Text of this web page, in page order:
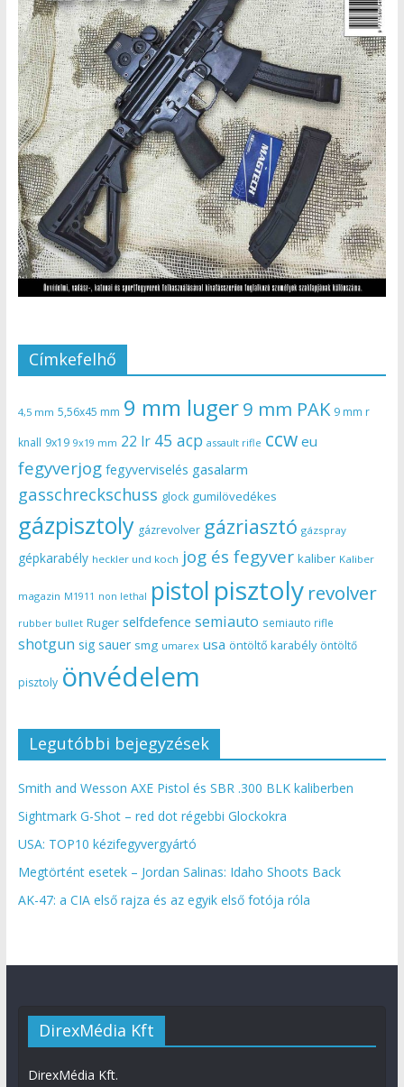
Címkefelhő
4,5 mm 5,56x45 mm 9 mm luger9 mm PAK 9 mm r
knall 9x19 9x19 mm 22 lr 45 acp assault rifle ccw eu
fegyverjog fegyverviselés gasalarm
gasschreckschuss glock gumilövedékes
gázpisztoly gázrevolver gázriasztó gázspray
gépkarabély heckler und koch jog és fegyver kaliber Kaliber
magazin M1911 non lethal pistol pisztoly revolver
rubber bullet Ruger selfdefence semiauto semiauto rifle
shotgun sig sauer smg umarex usa öntöltő karabély öntöltő
pisztoly önvédelem
Legutóbbi bejegyzések
Smith and Wesson AXE Pistol és SBR .300 BLK kaliberben
Sightmark G-Shot – red dot régebbi Glockokra
USA: TOP10 kézifegyvergyártó
Megtörtént esetek – Jordan Salinas: Idaho Shoots Back
AK-47: a CIA első rajza és az egyik első fotója róla
DirexMédia Kft
DirexMédia Kft.